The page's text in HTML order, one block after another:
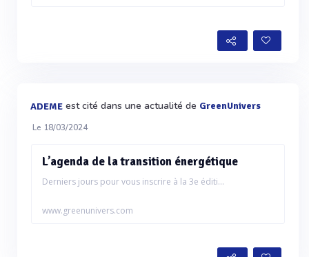
ADEME est cité dans une actualité de GreenUnivers
Le 18/03/2024
L’agenda de la transition énergétique
Derniers jours pour vous inscrire à la 3e éditi...
www.greenunivers.com